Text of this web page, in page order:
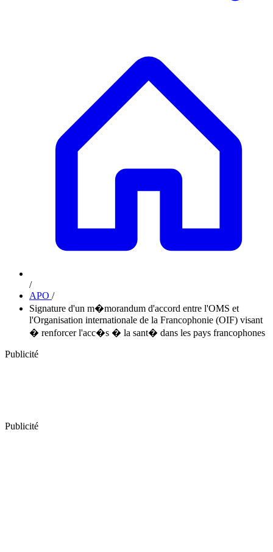
/
APO /
Signature d'un m�morandum d'accord entre l'OMS et
l'Organisation internationale de la Francophonie (OIF) visant
� renforcer l'acc�s � la sant� dans les pays francophones
Publicité
Publicité